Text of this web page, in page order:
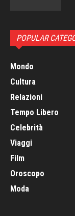
POPULAR
Mondo
Cultura
Relazioni
Tempo Libero
Celebrità
Viaggi
Film
Oroscopo
Moda